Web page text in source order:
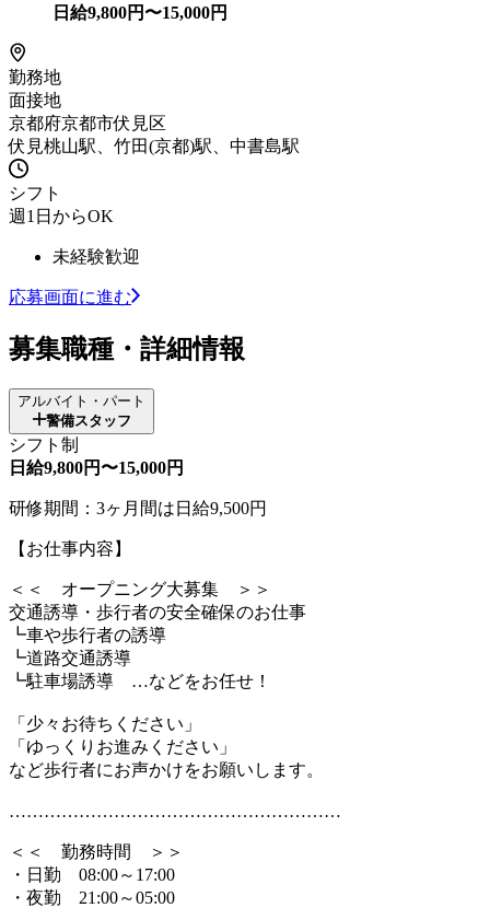
日給9,800円〜15,000円
勤務地
面接地
京都府京都市伏見区
伏見桃山駅、竹田(京都)駅、中書島駅
シフト
週1日からOK
未経験歓迎
応募画面に進む
募集職種・詳細情報
アルバイト・パート
警備スタッフ
シフト制
日給9,800円〜15,000円
研修期間：3ヶ月間は日給9,500円
【お仕事内容】
＜＜ オープニング大募集 ＞＞
交通誘導・歩行者の安全確保のお仕事
┗車や歩行者の誘導
┗道路交通誘導
┗駐車場誘導 …などをお任せ！
「少々お待ちください」
「ゆっくりお進みください」
など歩行者にお声かけをお願いします。
…………………………………………………
＜＜ 勤務時間 ＞＞
・日勤 08:00～17:00
・夜勤 21:00～05:00